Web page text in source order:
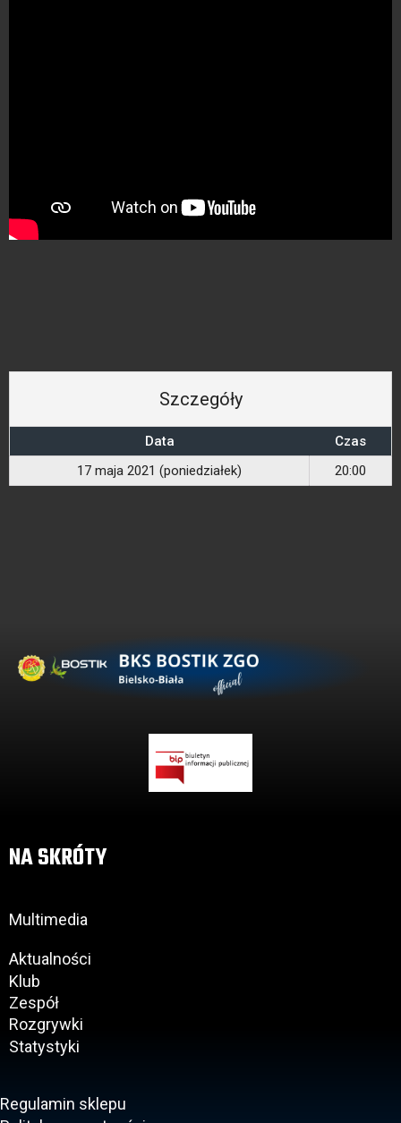
Szczegóły
Data
Czas
17 maja 2021 (poniedziałek)
20:00
NA SKRÓTY
Multimedia
Aktualności
Klub
Zespół
Rozgrywki
Statystyki
Regulamin sklepu